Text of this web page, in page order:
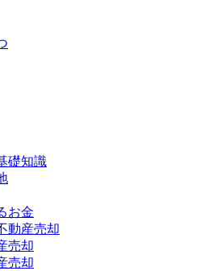
礎知識
お金
動産売却
売却
売却